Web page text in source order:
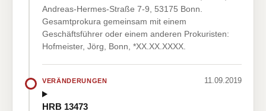
Andreas-Hermes-Straße 7-9, 53175 Bonn.
Gesamtprokura gemeinsam mit einem
Geschäftsführer oder einem anderen Prokuristen:
Hofmeister, Jörg, Bonn, *XX.XX.XXXX.
VERÄNDERUNGEN 11.09.2019
HRB 13473